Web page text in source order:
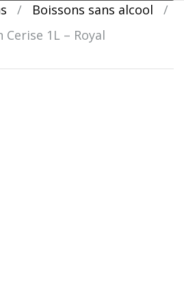
/ Boissons sans alcool
/
Cerise 1L – Royal